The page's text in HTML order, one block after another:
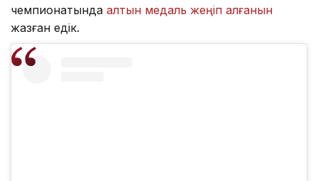
чемпионатында алтын медаль жеңіп алғанын
жазған едік.